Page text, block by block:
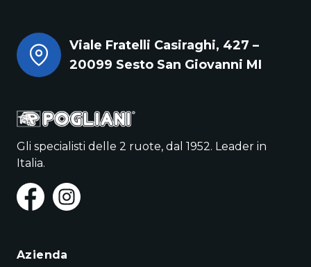
Viale Fratelli Casiraghi, 427 –
20099 Sesto San Giovanni MI
Gli specialisti delle 2 ruote, dal 1952. Leader in
Italia.
Azienda